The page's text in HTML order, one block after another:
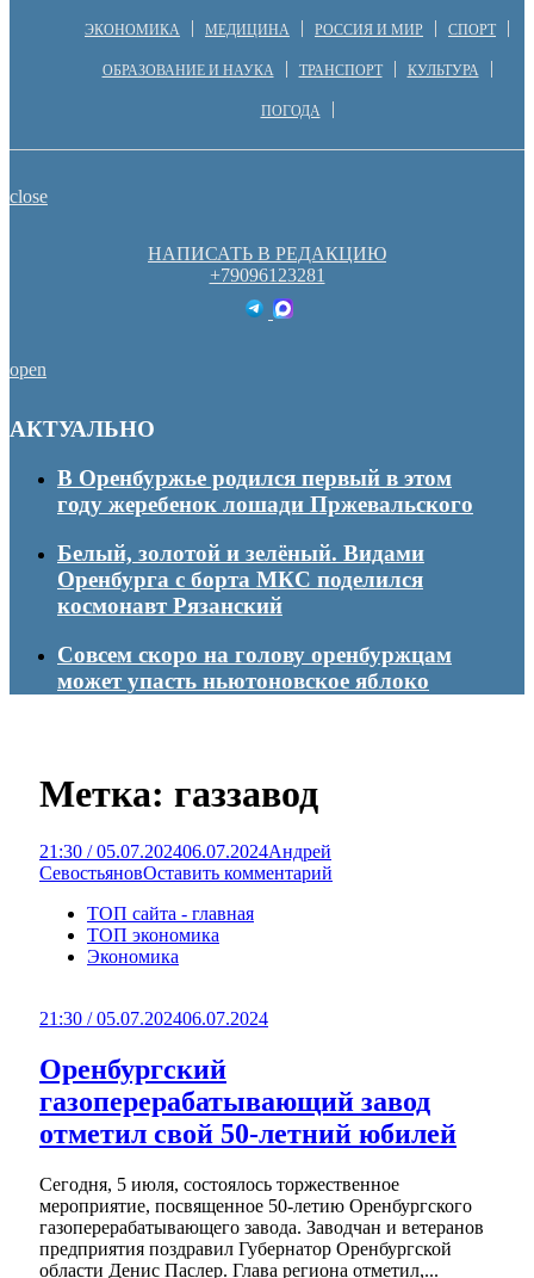
ЭКОНОМИКА МЕДИЦИНА РОССИЯ И МИР СПОРТ
ОБРАЗОВАНИЕ И НАУКА ТРАНСПОРТ КУЛЬТУРА
ПОГОДА
close
НАПИСАТЬ В РЕДАКЦИЮ
+79096123281
open
АКТУАЛЬНО
В Оренбуржье родился первый в этом
году жеребенок лошади Пржевальского
Белый, золотой и зелёный. Видами
Оренбурга с борта МКС поделился
космонавт Рязанский
Совсем скоро на голову оренбуржцам
может упасть ньютоновское яблоко
Метка: газзавод
21:30 / 05.07.202406.07.2024Андрей
СевостьяновОставить комментарий
ТОП сайта - главная
ТОП экономика
Экономика
21:30 / 05.07.202406.07.2024
Оренбургский
газоперерабатывающий завод
отметил свой 50-летний юбилей
Сегодня, 5 июля, состоялось торжественное
мероприятие, посвященное 50-летию Оренбургского
газоперерабатывающего завода. Заводчан и ветеранов
предприятия поздравил Губернатор Оренбургской
области Денис Паслер. Глава региона отметил,...